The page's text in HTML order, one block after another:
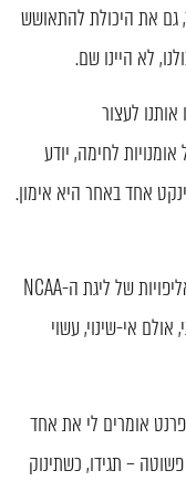
גם את היכולת להתאושש
לא היינו שם.
לעצור
לחימה, יודע
אחד באחר היא אימון.
ג'ון רוברט וודן, כדורסלן ומאמן אשר זכה בעשר אליפויות של ליגת ה-NCAA
אולם אי-שינוי, עשוי
אומרים לי את אחד
– תגידו, כשתינוק